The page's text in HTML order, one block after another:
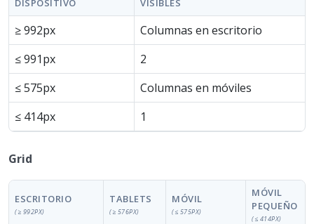
DISPOSITIVO VISIBLES
≥ 992px
Columnas en escritorio
≤ 991px
2
≤ 575px
Columnas en móviles
≤ 414px
1
Grid
ESCRITORIO
(≥ 992PX)
TABLETS
(≥ 576PX)
MÓVIL
(≤ 575PX)
MÓVIL
PEQUEÑO
(≤ 414PX)